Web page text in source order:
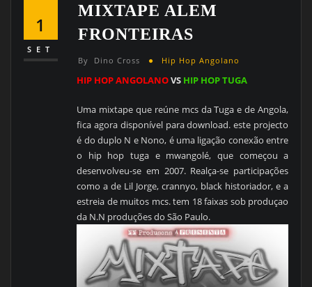
1
SET
MIXTAPE ALEM
FRONTEIRAS
By Dino Cross Hip Hop Angolano
HIP HOP ANGOLANOVS HIP HOP TUGA
Uma mixtape que reúne mcs da Tuga e de Angola,
fica agora disponível para download. este projecto
é do duplo N e Nono, é uma ligação conexão entre
o hip hop tuga e mwangolé, que começou a
desenvolveu-se em 2007. Realça-se participações
como a de Lil Jorge, crannyo, black historiador, e a
estreia de muitos mcs. tem 18 faixas sob produçao
da N.N produções do São Paulo.